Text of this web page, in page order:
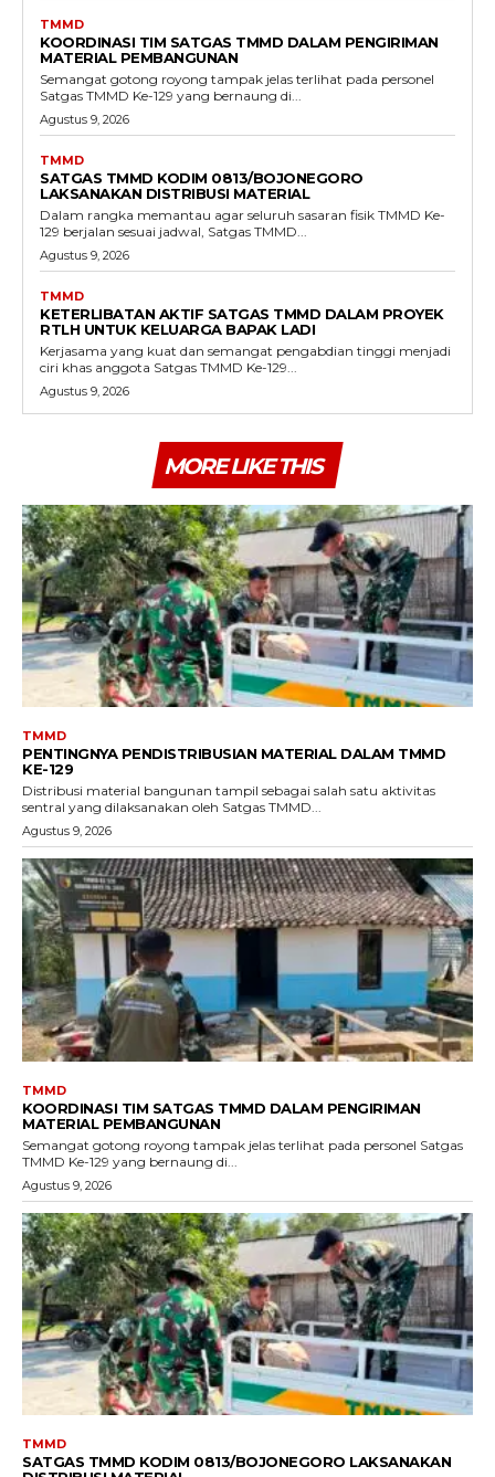
TMMD
KOORDINASI TIM SATGAS TMMD DALAM PENGIRIMAN
MATERIAL PEMBANGUNAN
Semangat gotong royong tampak jelas terlihat pada personel
Satgas TMMD Ke-129 yang bernaung di...
Agustus 9, 2026
TMMD
SATGAS TMMD KODIM 0813/BOJONEGORO
LAKSANAKAN DISTRIBUSI MATERIAL
Dalam rangka memantau agar seluruh sasaran fisik TMMD Ke-
129 berjalan sesuai jadwal, Satgas TMMD...
Agustus 9, 2026
TMMD
KETERLIBATAN AKTIF SATGAS TMMD DALAM PROYEK
RTLH UNTUK KELUARGA BAPAK LADI
Kerjasama yang kuat dan semangat pengabdian tinggi menjadi
ciri khas anggota Satgas TMMD Ke-129...
Agustus 9, 2026
MORE LIKE THIS
TMMD
PENTINGNYA PENDISTRIBUSIAN MATERIAL DALAM TMMD
KE-129
Distribusi material bangunan tampil sebagai salah satu aktivitas
sentral yang dilaksanakan oleh Satgas TMMD...
Agustus 9, 2026
TMMD
KOORDINASI TIM SATGAS TMMD DALAM PENGIRIMAN
MATERIAL PEMBANGUNAN
Semangat gotong royong tampak jelas terlihat pada personel Satgas
TMMD Ke-129 yang bernaung di...
Agustus 9, 2026
TMMD
SATGAS TMMD KODIM 0813/BOJONEGORO LAKSANAKAN